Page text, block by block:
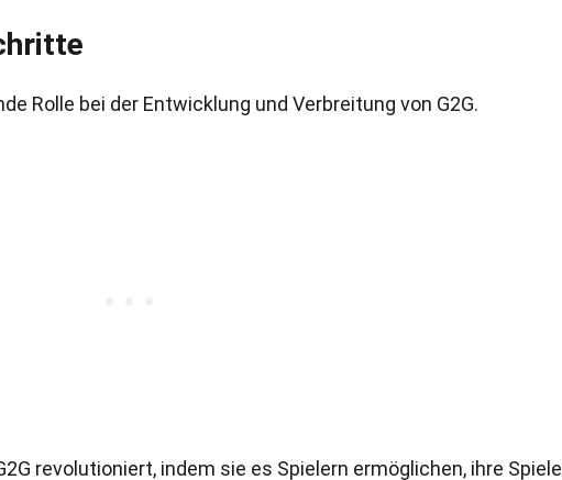
Rolle bei der Entwicklung und Verbreitung von G2G.
revolutioniert, indem sie es Spielern ermöglichen, ihre Spiele